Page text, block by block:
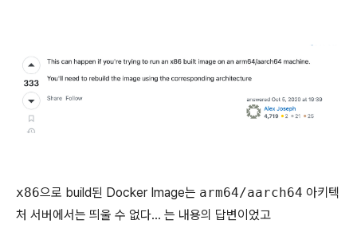
x86으로 build된 Docker Image는 arm64/aarch64 아키텍
처 서버에서는 띄울 수 없다… 는 내용의 답변이었고